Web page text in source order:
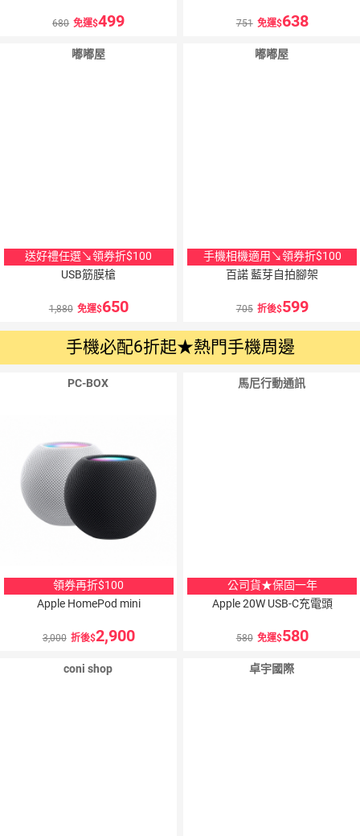
680 免運 499 751 免運 638
嘟嘟屋
送好禮任選↘領券折$100
USB筋膜槍
1,880 免運 650
嘟嘟屋
手機相機適用↘領券折$100
百諾 藍芽自拍腳架
705 折後 599
手機必配6折起★熱門手機周邊
PC-BOX
領券再折$100
Apple HomePod mini
3,000 折後 2,900
馬尼行動通訊
公司貨★保固一年
Apple 20W USB-C充電頭
580 免運 580
coni shop 卓宇國際